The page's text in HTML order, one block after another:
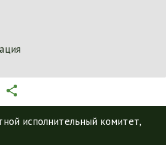
исполнительный комитет,